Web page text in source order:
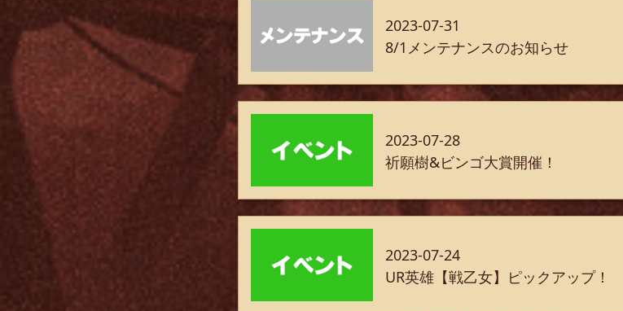
2023-07-31
8/1メンテナンスのお知らせ
2023-07-28
祈願樹&ビンゴ大賞開催！
2023-07-24
UR英雄【戦乙女】ピックアップ！